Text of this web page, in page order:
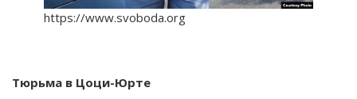
https://www.svoboda.org
Тюрьма в Цоци-Юрте